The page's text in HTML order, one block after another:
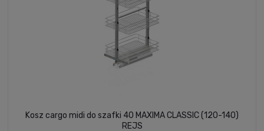
Kosz cargo midi do szafki 40 MAXIMA CLASSIC (120-140)
REJS